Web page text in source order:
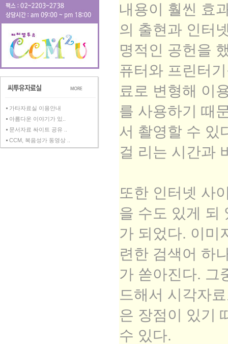
가타자료실 이용안내
아름다운 이야기가 있..
문서자료 싸이트 공유 ..
CCM, 복음성가 동영상 ..
내용이 훨씬 효
의 출현과 인터
명적인 공헌을
퓨터와 프린터
료로 변형해 이
를 사용하기 때
서 촬영할 수 있
걸 리는 시간과
또한 인터넷 사
을 수도 있게 되
가 되었다. 이미
련한 검색어 하
가 쏟아진다. 그
드해서 시각자
은 장점이 있기
수 있다.